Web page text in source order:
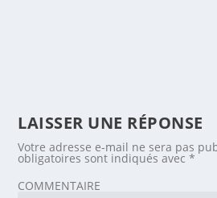
LAISSER UNE RÉPONSE
Votre adresse e-mail ne sera pas
obligatoires sont indiqués avec*
COMMENTAIRE